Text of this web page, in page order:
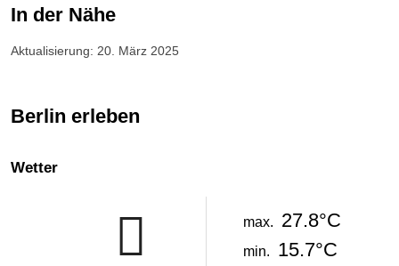
In der Nähe
Aktualisierung: 20. März 2025
Berlin erleben
Wetter
max. 27.8°C
min. 15.7°C